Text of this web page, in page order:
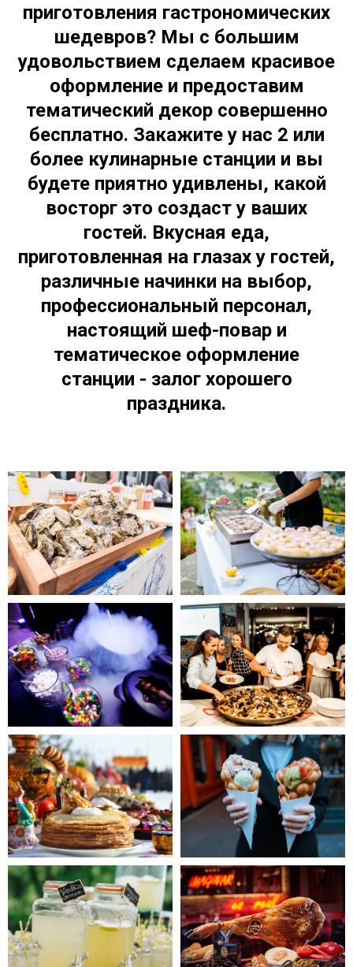
приготовления гастрономических
шедевров? Мы с большим
удовольствием сделаем красивое
оформление и предоставим
тематический декор совершенно
бесплатно. Закажите у нас 2 или
более кулинарные станции и вы
будете приятно удивлены, какой
восторг это создаст у ваших
гостей. Вкусная еда,
приготовленная на глазах у гостей,
различные начинки на выбор,
профессиональный персонал,
настоящий шеф-повар и
тематическое оформление
станции - залог хорошего
праздника.